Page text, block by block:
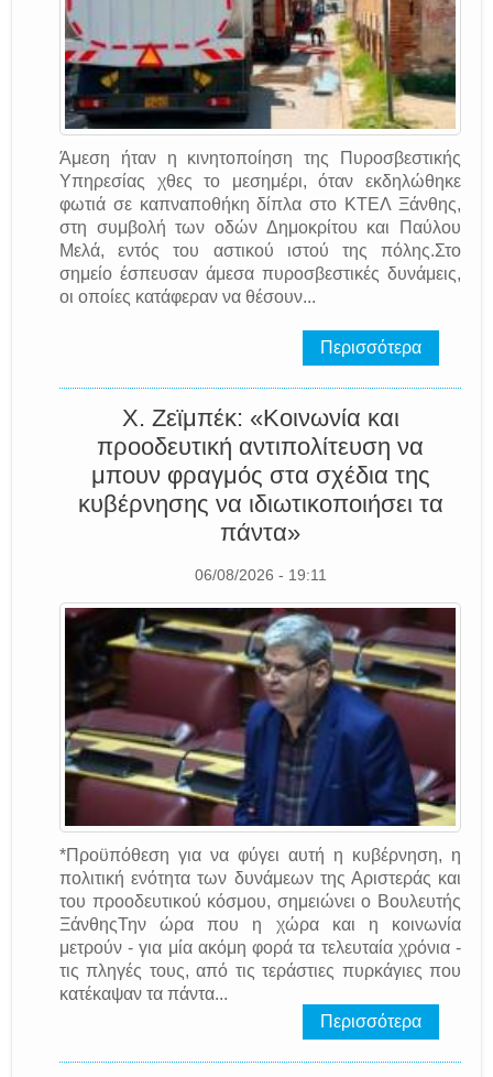
Άμεση ήταν η κινητοποίηση της Πυροσβεστικής
Υπηρεσίας χθες το μεσημέρι, όταν εκδηλώθηκε
φωτιά σε καπναποθήκη δίπλα στο ΚΤΕΛ Ξάνθης,
στη συμβολή των οδών Δημοκρίτου και Παύλου
Μελά, εντός του αστικού ιστού της πόλης.Στο
σημείο έσπευσαν άμεσα πυροσβεστικές δυνάμεις,
οι οποίες κατάφεραν να θέσουν...
Περισσότερα
Χ. Ζεϊμπέκ: «Κοινωνία και
προοδευτική αντιπολίτευση να
μπουν φραγμός στα σχέδια της
κυβέρνησης να ιδιωτικοποιήσει τα
πάντα»
06/08/2026 - 19:11
*Προϋπόθεση για να φύγει αυτή η κυβέρνηση, η
πολιτική ενότητα των δυνάμεων της Αριστεράς και
του προοδευτικού κόσμου, σημειώνει ο Βουλευτής
ΞάνθηςΤην ώρα που η χώρα και η κοινωνία
μετρούν - για μία ακόμη φορά τα τελευταία χρόνια -
τις πληγές τους, από τις τεράστιες πυρκάγιες που
κατέκαψαν τα πάντα...
Περισσότερα